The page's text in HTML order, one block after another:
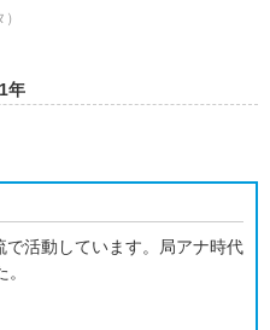
1年
活動しています。局アナ時代